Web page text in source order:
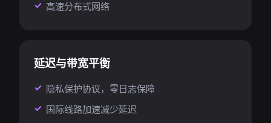
高速分布式网络
延迟与带宽平衡
隐私保护协议，零日志保障
国际线路加速减少延迟